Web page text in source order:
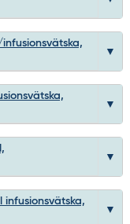
infusionsvätska,